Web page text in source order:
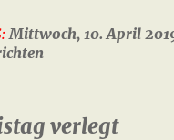
Mittwoch, 10. April
verlegt